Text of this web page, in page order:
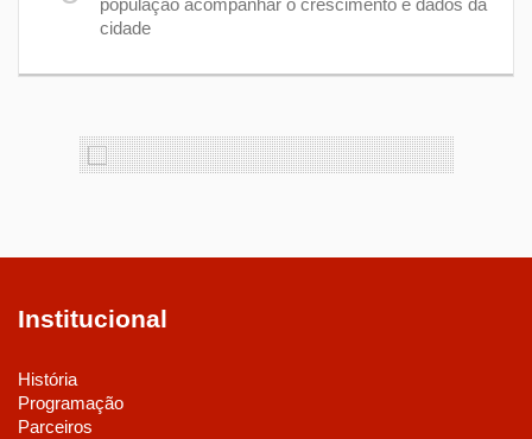
população acompanhar o crescimento e dados da
cidade
Institucional
História
Programação
Parceiros